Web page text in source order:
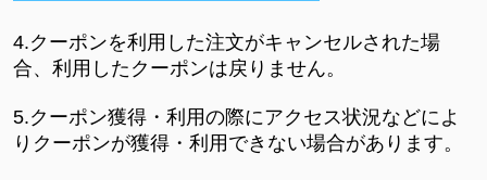
4.クーポンを利用した注文がキャンセルされた場
合、利用したクーポンは戻りません。
5.クーポン獲得・利用の際にアクセス状況などによ
りクーポンが獲得・利用できない場合があります。